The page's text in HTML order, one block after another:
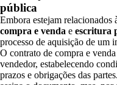
pública
Embora estejam relacionados
compra e venda e escritura
processo de aquisição de um
O contrato de compra e
vendedor, estabelecendo
prazos e obrigações das